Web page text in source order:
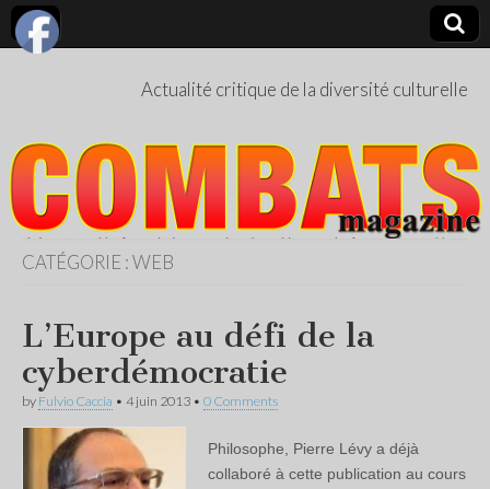
Actualité critique de la diversité culturelle
CATÉGORIE :WEB
L’Europe au défi de la
cyberdémocratie
by Fulvio Caccia • 4 juin 2013 • 0 Comments
Philosophe, Pierre Lévy a déjà
collaboré à cette publication au cours